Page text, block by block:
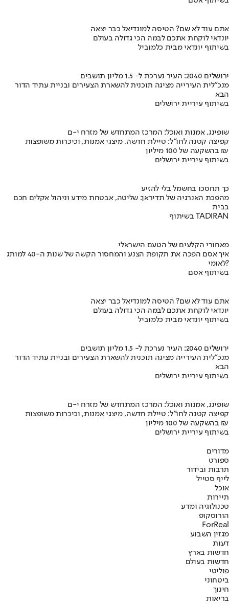
אתם עוד לא שם? הטיסה למונדיאל כבר יצאה
יונדאי לוקחת אתכם לבמה הכי גדולה בעולם
בשיתוף יונדאי מבית כלמוביל
ירושלים 2040: העיר נערכת ל- 1.5 מליון תושבים
מנכ"לית העירייה מציגה תוכנית להשארת הצעירים ובניית עתיד הדור
הבא
בשיתוף עיריית ירושלים
שופינג, אמנות ואוכל: המרכז המתחדש של מזרח י-ם
קפיצה קטנה לחו"ל: טיילת חדשה, מיצגי אמנות, וכיכרות משופצות
בהשקעה של 100 מיליון ₪
בשיתוף עיריית ירושלים
כך תחסכו בחשמל בלי להזיע
מהפכת האנרגיה של תדיראן: שליטה, אבטחת מידע וניהול אקלים חכם
בבית
בשיתוף TADIRAN
מאחורי הקלעים של הטעם הישראלי
איך אסם הפכה את תקופת הצנע והמחסור הקשה של שנות ה-40 למותג
לאומי?
בשיתוף אסם
אתם עוד לא שם? הטיסה למונדיאל כבר יצאה
יונדאי לוקחת אתכם לבמה הכי גדולה בעולם
בשיתוף יונדאי מבית כלמוביל
ירושלים 2040: העיר נערכת ל- 1.5 מליון תושבים
מנכ"לית העירייה מציגה תוכנית להשארת הצעירים ובניית עתיד הדור
הבא
בשיתוף עיריית ירושלים
שופינג, אמנות ואוכל: המרכז המתחדש של מזרח י-ם
קפיצה קטנה לחו"ל: טיילת חדשה, מיצגי אמנות, וכיכרות משופצות
בהשקעה של 100 מיליון ₪
בשיתוף עיריית ירושלים
מדורים
ספורט
תרבות ובידור
לייף סטייל
אוכל
תיירות
טכנולוגיה ומדע
הורוסקופ
ForReal
מגזין השבוע
דעות
חדשות בארץ
חדשות בעולם
פוליטי
ביטחוני
חינוך
בריאות